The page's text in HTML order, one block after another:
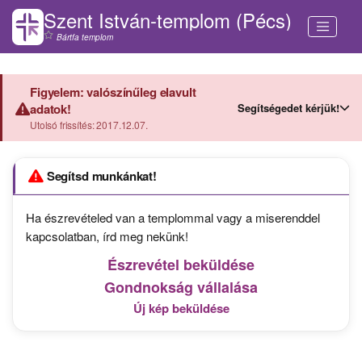
Szent István-templom (Pécs)
Bártfa templom
Figyelem: valószínűleg elavult
adatok!
Utolsó frissítés: 2017.12.07.
Segítségedet kérjük!
Segítsd munkánkat!
Ha észrevételed van a templommal vagy a miserenddel
kapcsolatban, írd meg nekünk!
Észrevétel beküldése
Gondnokság vállalása
Új kép beküldése